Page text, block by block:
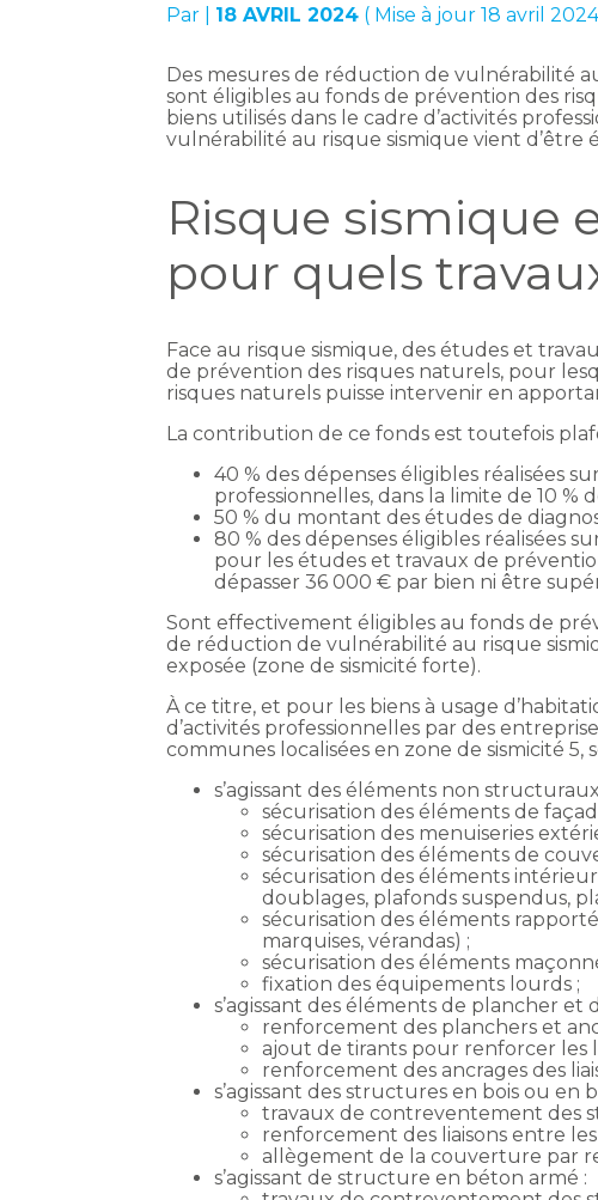
Par 18 AVRIL 2024 ( Mise à jour 18 avril
Des mesures de réduction de vulnérabilité
sont éligibles au fonds de prévention des
biens utilisés dans le cadre d’activités
vulnérabilité au risque sismique vient d’être
Risque sismique
pour quels
Face au risque sismique, des études et
de prévention des risques naturels, pour
risques naturels puisse intervenir en
La contribution de ce fonds est toutefois
40 % des dépenses éligibles réalisées
professionnelles, dans la limite de 10
50 % du montant des études de
80 % des dépenses éligibles réalisées
pour les études et travaux de
dépasser 36 000 € par bien ni être
Sont effectivement éligibles au fonds de
de réduction de vulnérabilité au risque
exposée (zone de sismicité forte).
À ce titre, et pour les biens à usage
d’activités professionnelles par des
communes localisées en zone de sismicité 5,
s’agissant des éléments non
sécurisation des éléments de
sécurisation des menuiseries
sécurisation des éléments de
sécurisation des éléments
doublages, plafonds suspendus,
sécurisation des éléments
marquises, vérandas) ;
sécurisation des éléments
fixation des équipements lourds ;
s’agissant des éléments de plancher et
renforcement des planchers et
ajout de tirants pour renforcer les
renforcement des ancrages des
s’agissant des structures en bois ou en
travaux de contreventement des
renforcement des liaisons entre
allègement de la couverture par
s’agissant de structure en béton armé :